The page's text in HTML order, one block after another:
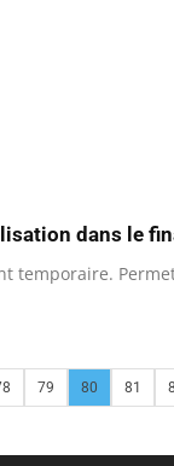
dans le
temporaire.
79 80 81